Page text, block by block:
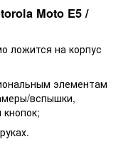
Moto E5 /
ложится на корпус
элементам
вспышки,
кнопок;